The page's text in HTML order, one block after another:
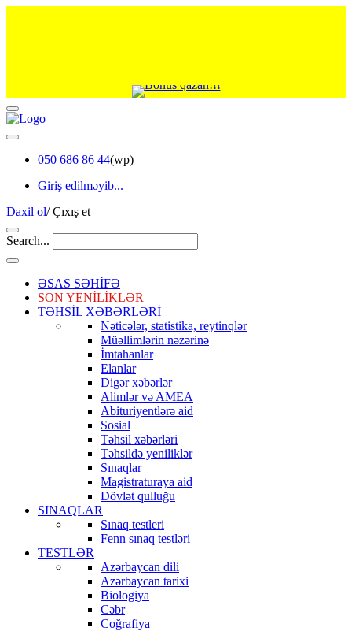
050 686 86 44(wp)
Giriş edilməyib...
Daxil ol/Çıxış et
Search...
ƏSAS SƏHİFƏ
SON YENİLİKLƏR
TƏHSİL XƏBƏRLƏRİ
Nəticələr, statistika, reytinqlər
Müəllimlərin nəzərinə
İmtahanlar
Elanlar
Digər xəbərlər
Alimlər və AMEA
Abituriyentlərə aid
Sosial
Təhsil xəbərləri
Təhsildə yeniliklər
Sınaqlar
Magistraturaya aid
Dövlət qulluğu
SINAQLAR
Sınaq testleri
Fenn sınaq testləri
TESTLƏR
Azərbaycan dili
Azərbaycan tarixi
Biologiya
Cəbr
Coğrafiya